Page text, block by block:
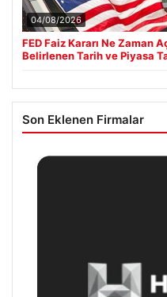
04/08/2026
FED Faiz Kararı Ne Zaman
Belirlenen Tarih ve Piyasa
Son Eklenen Firmalar